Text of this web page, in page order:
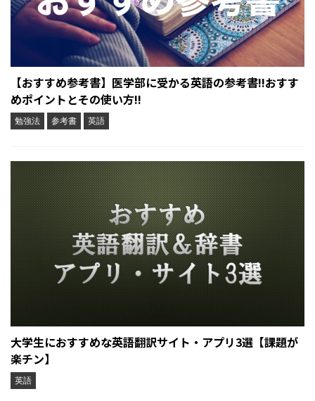
【おすすめ参考書】医学部に受かる英語の参考書!!おすす
めポイントとその使い方!!
勉強法 参考書 英語
大学生におすすめな英語翻訳サイト・アプリ3選【課題が
楽チン】
英語